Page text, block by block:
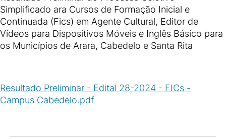
Simplificado ara Cursos de Formação Inicial e
Continuada (Fics) em Agente Cultural, Editor de
Vídeos para Dispositivos Móveis e Inglês Básico para
os Municípios de Arara, Cabedelo e Santa Rita
Resultado Preliminar - Edital 28-2024 - FICs -
Campus Cabedelo.pdf